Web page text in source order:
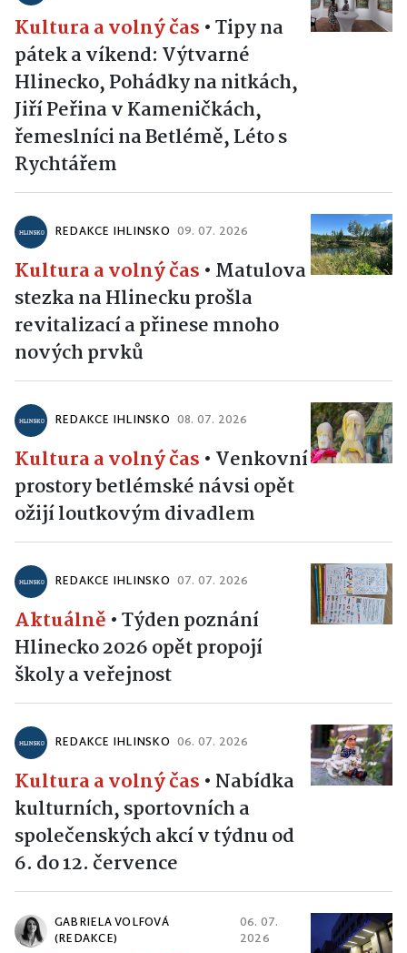
Kultura a volný čas •Tipy na
pátek a víkend: Výtvarné
Hlinecko, Pohádky na nitkách,
Jiří Peřina v Kameničkách,
řemeslníci na Betlémě, Léto s
Rychtářem
REDAKCE IHLINSKO 09. 07. 2026
Kultura a volný čas • Matulova
stezka na Hlinecku prošla
revitalizací a přinese mnoho
nových prvků
REDAKCE IHLINSKO 08. 07. 2026
Kultura a volný čas • Venkovní
prostory betlémské návsi opět
ožijí loutkovým divadlem
REDAKCE IHLINSKO 07. 07. 2026
Aktuálně •Týden poznání
Hlinecko 2026 opět propojí
školy a veřejnost
REDAKCE IHLINSKO 06. 07. 2026
Kultura a volný čas • Nabídka
kulturních, sportovních a
společenských akcí v týdnu od
6. do 12. července
GABRIELA VOLFOVÁ
(REDAKCE)
06. 07.
2026